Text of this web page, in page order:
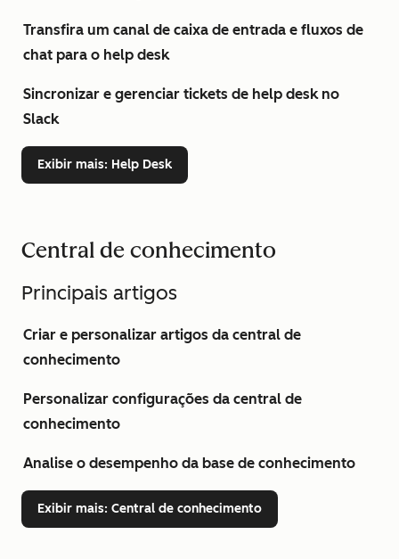
Transfira um canal de caixa de entrada e fluxos de
chat para o help desk
Sincronizar e gerenciar tickets de help desk no
Slack
Exibir mais: Help Desk
Central de conhecimento
Principais artigos
Criar e personalizar artigos da central de
conhecimento
Personalizar configurações da central de
conhecimento
Analise o desempenho da base de conhecimento
Exibir mais: Central de conhecimento